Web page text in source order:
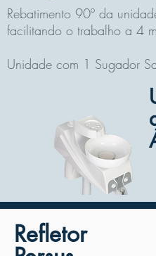
Rebatimento 90º da
facilitando o trabalho a 4
Unidade com 1 Sugador
Refletor